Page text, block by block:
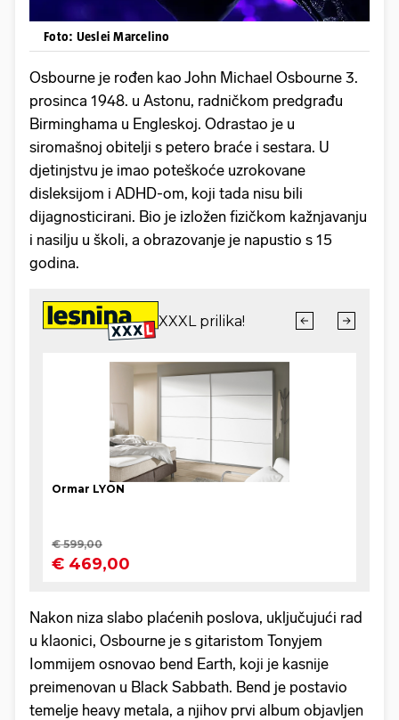
Foto: Ueslei Marcelino
Osbourne je rođen kao John Michael Osbourne 3.
prosinca 1948. u Astonu, radničkom predgrađu
Birminghama u Engleskoj. Odrastao je u
siromašnoj obitelji s petero braće i sestara. U
djetinjstvu je imao poteškoće uzrokovane
disleksijom i ADHD-om, koji tada nisu bili
dijagnosticirani. Bio je izložen fizičkom kažnjavanju
i nasilju u školi, a obrazovanje je napustio s 15
godina.
Nakon niza slabo plaćenih poslova, uključujući rad
u klaonici, Osbourne je s gitaristom Tonyjem
Iommijem osnovao bend Earth, koji je kasnije
preimenovan u Black Sabbath. Bend je postavio
temelje heavy metala, a njihov prvi album objavljen